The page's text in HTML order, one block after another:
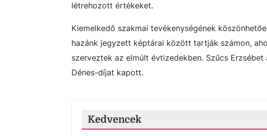
létrehozott értékeket.
Kiemelkedő szakmai tevékenységének
hazánk jegyzett képtárai között tartják számon,
szerveztek az elmúlt évtizedekben. Szűcs
Dénes-díjat kapott.
Kedvencek